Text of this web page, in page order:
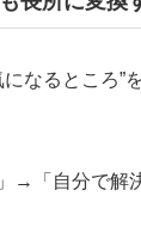
なるところ”
→「自分で解